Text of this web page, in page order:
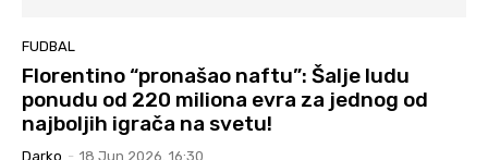
FUDBAL
Florentino “pronašao naftu”: Šalje ludu
ponudu od 220 miliona evra za jednog od
najboljih igrača na svetu!
Darko - 18 Jun 2026. 16:30